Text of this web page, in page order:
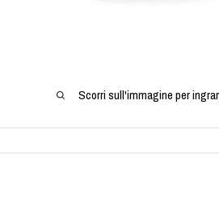
Scorri sull'immagine per